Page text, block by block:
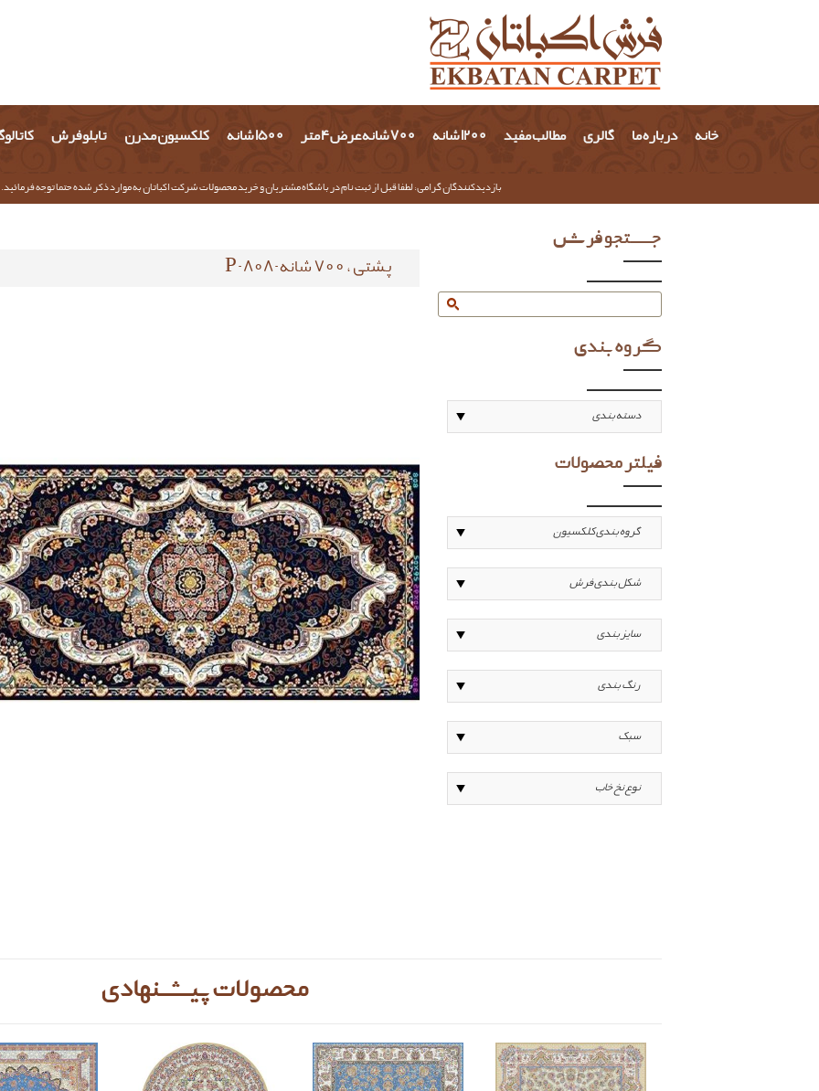
خانه درباره ما گالری مطالب مفید 1200 شانه 700 شانه عرض 4 متر 1500 شانه کلکسیون مدرن تابلو فرش
بازدیدکنندگان گرامی؛ لطفا قبل از ثبت نام در باشگاه مشتریان و خرید محصولات شرکت اکباتان به موارد ذکر شده حتما توجه فرمائید.
جستجو فرش
گروه بندی
فیلتر محصولات
پشتی ، 700 شانه-P-808
محصولات پیشنهادی